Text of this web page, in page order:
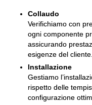
Collaudo
Verifichiamo con
ogni componente
assicurando
esigenze del cliente.
Installazione
Gestiamo
rispetto delle
configurazione